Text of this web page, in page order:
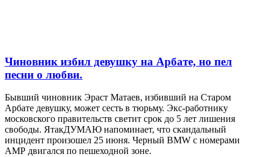
Чиновник избил девушку на Арбате, но пел
песни о любви.
Бывший чиновник Эраст Матаев, избивший на Старом
Арбате девушку, может сесть в тюрьму. Экс-работнику
московского правительств светит срок до 5 лет лишения
свободы. ЯтакДУМАЮ напоминает, что скандальный
инцидент произошел 25 июня. Черный BMW с номерами
АМР двигался по пешеходной зоне.